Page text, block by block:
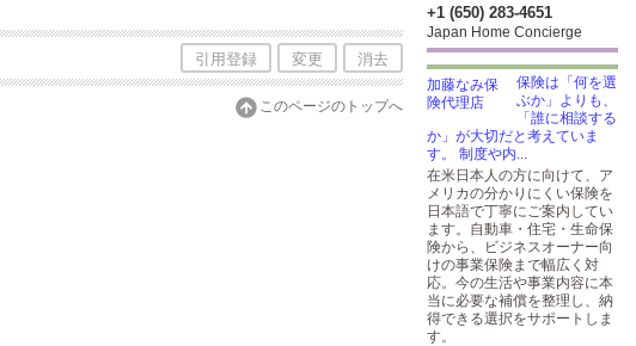
引用登録 変更 消去
このページのトップへ
+1 (650) 283-4651
Japan Home Concierge
保険は「何を選
ぶか」よりも、
「誰に相談する
か」が大切だと考えていま
す。 制度や内...
在米日本人の方に向けて、ア
メリカの分かりにくい保険を
日本語で丁寧にご案内してい
ます。自動車・住宅・生命保
険から、ビジネスオーナー向
けの事業保険まで幅広く対
応。今の生活や事業内容に本
当に必要な補償を整理し、納
得できる選択をサポートしま
す。